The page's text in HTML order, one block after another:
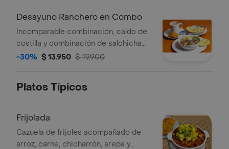
Desayuno Ranchero en Combo
Incomparable combinación, caldo de
costilla y combinación de salchicha
queso y huevos, acompañado de
-30% $ 13.950 $ 19.900
Platos Típicos
Frijolada
Cazuela de frijoles acompañado de
arroz, carne, chicharrón, arepa y